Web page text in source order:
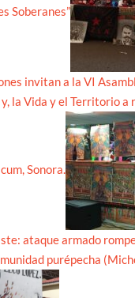
Soberanes”
invitan a la VI
la Vida y el Territorio a
Sonora.
ataque armado
purépecha